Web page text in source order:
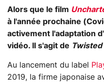
Alors que le film
à l'année prochaine
activement l'adaptation
vidéo. Il s'agit de Twisted
Au lancement du label
2019, la firme japonaise